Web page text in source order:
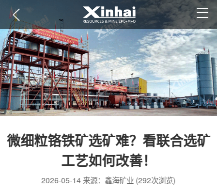
微细粒铬铁矿选矿难？看联合选矿
工艺如何改善！
2026-05-14 来源：鑫海矿业 (292次浏览)